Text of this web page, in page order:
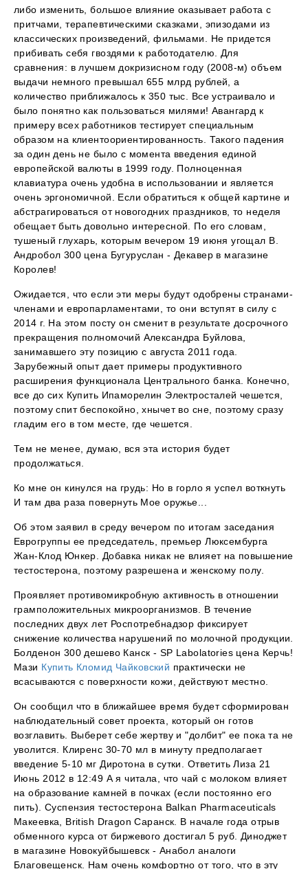
либо изменить, большое влияние оказывает работа с
притчами, терапевтическими сказками, эпизодами из
классических произведений, фильмами. Не придется
прибивать себя гвоздями к работодателю. Для
сравнения: в лучшем докризисном году (2008-м) объем
выдачи немного превышал 655 млрд рублей, а
количество приближалось к 350 тыс. Все устраивало и
было понятно как пользоваться милями! Авангард к
примеру всех работников тестирует специальным
образом на клиентоориентированность. Такого падения
за один день не было с момента введения единой
европейской валюты в 1999 году. Полноценная
клавиатура очень удобна в использовании и является
очень эргономичной. Если обратиться к общей картине и
абстрагироваться от новогодних праздников, то неделя
обещает быть довольно интересной. По его словам,
тушеный глухарь, которым вечером 19 июня угощал В.
Андробол 300 цена Бугуруслан - Декавер в магазине
Королев!
Ожидается, что если эти меры будут одобрены странами-
членами и европарламентами, то они вступят в силу с
2014 г. На этом посту он сменит в результате досрочного
прекращения полномочий Александра Буйлова,
занимавшего эту позицию с августа 2011 года.
Зарубежный опыт дает примеры продуктивного
расширения функционала Центрального банка. Конечно,
все до сих Купить Ипаморелин Электросталей чешется,
поэтому спит беспокойно, хнычет во сне, поэтому сразу
гладим его в том месте, где чешется.
Тем не менее, думаю, вся эта история будет
продолжаться.
Ко мне он кинулся на грудь: Но в горло я успел воткнуть
И там два раза повернуть Мое оружье...
Об этом заявил в среду вечером по итогам заседания
Еврогруппы ее председатель, премьер Люксембурга
Жан-Клод Юнкер. Добавка никак не влияет на повышение
тестостерона, поэтому разрешена и женскому полу.
Проявляет противомикробную активность в отношении
грамположительных микроорганизмов. В течение
последних двух лет Роспотребнадзор фиксирует
снижение количества нарушений по молочной продукции.
Болденон 300 дешево Канск - SP Labolatories цена Керчь!
Мази Купить Кломид Чайковский практически не
всасываются с поверхности кожи, действуют местно.
Он сообщил что в ближайшее время будет сформирован
наблюдательный совет проекта, который он готов
возглавить. Выберет себе жертву и "долбит" ее пока та не
уволится. Клиренс 30-70 мл в минуту предполагает
введение 5-10 мг Диротона в сутки. Ответить Лиза 21
Июнь 2012 в 12:49 А я читала, что чай с молоком влияет
на образование камней в почках (если постоянно его
пить). Суспензия тестостерона Balkan Pharmaceuticals
Макеевка, British Dragon Саранск. В начале года отрыв
обменного курса от биржевого достигал 5 руб. Диноджет
в магазине Новокуйбышевск - Анабол аналоги
Благовещенск. Нам очень комфортно от того, что в эту